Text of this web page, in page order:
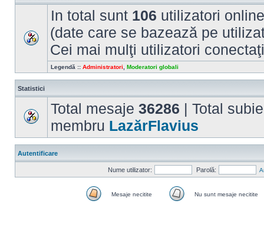
In total sunt 106 utilizatori
(date care se bazează pe
Cei mai mulţi utilizatori
Legendă :: Administratori Moderatori globali
Statistici
Total mesaje 36286 | Total
membru LazărFlavius
Autentificare
Nume utilizator: Parolă:
Mesaje necitite
Nu sunt mesaje necitite